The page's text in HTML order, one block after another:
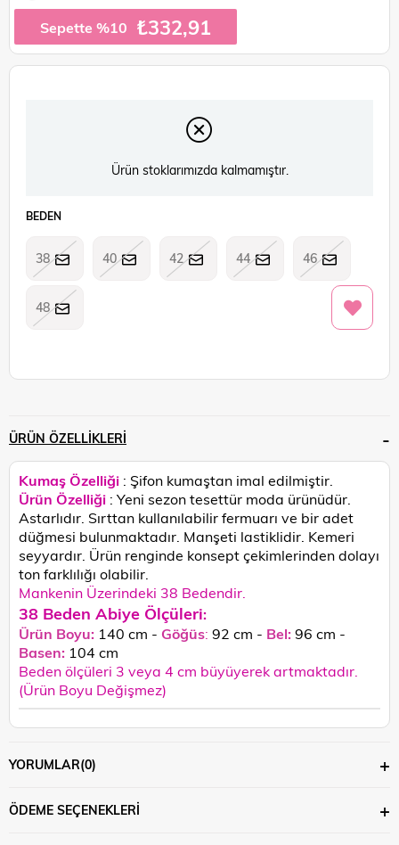
Sepette %10 ₺332,91
Ürün stoklarımızda kalmamıştır.
BEDEN
38 40 42 44 46
48
ÜRÜN ÖZELLIKLERI
Kumaş Özelliği : Şifon kumaştan imal edilmiştir.
Ürün Özelliği : Yeni sezon tesettür moda ürünüdür.
Astarlıdır. Sırttan kullanılabilir fermuarı ve bir adet
düğmesi bulunmaktadır. Manşeti lastiklidir. Kemeri
seyyardır. Ürün renginde konsept çekimlerinden dolayı
ton farklılığı olabilir.
Mankenin Üzerindeki 38 Bedendir.
38 Beden Abiye Ölçüleri:
Ürün Boyu: 140 cm - Göğüs: 92 cm - Bel:96 cm -
Basen: 104 cm
Beden ölçüleri 3 veya 4 cm büyüyerek artmaktadır.
(Ürün Boyu Değişmez)
YORUMLAR(0)
ÖDEME SEÇENEKLERI